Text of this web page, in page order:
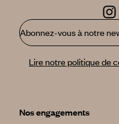
Abonnez-vous à notre
Lire notre politique de
Nos engagements